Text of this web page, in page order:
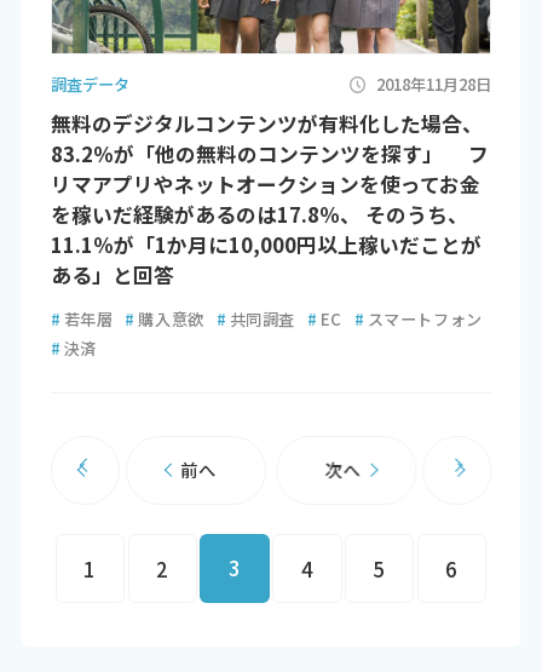
調査データ 2018年11月28日
無料のデジタルコンテンツが有料化した場合、
83.2％が「他の無料のコンテンツを探す」 フ
リマアプリやネットオークションを使ってお金
を稼いだ経験があるのは17.8％、 そのうち、
11.1％が「1か月に10,000円以上稼いだことが
ある」と回答
# 若年層 # 購入意欲 # 共同調査 # EC # スマートフォン
# 決済
前へ
1 2 3 4 5 6
次へ